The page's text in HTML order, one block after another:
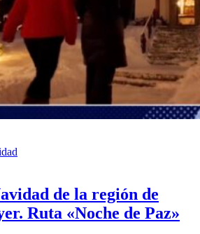
de la región de
Ruta «Noche de Paz»